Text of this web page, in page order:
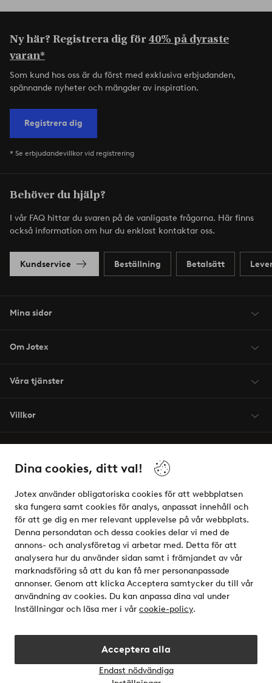
Dina cookies, ditt val!
Jotex använder obligatoriska cookies för att webbplatsen
ska fungera samt cookies för analys, anpassat innehåll och
för att ge dig en mer relevant upplevelse på vår webbplats.
Denna persondatan och dessa cookies delar vi med de
annons- och analysföretag vi arbetar med. Detta för att
analysera hur du använder sidan samt i främjandet av vår
marknadsföring så att du kan få mer personanpassade
annonser. Genom att klicka Acceptera samtycker du till vår
användning av cookies. Du kan anpassa dina val under
Inställningar och läsa mer i vår cookie-policy.
Acceptera alla
Endast nödvändiga
Ny här? Registrera dig för40% på dyraste
varan*
Som kund hos oss är du först med exklusiva erbjudanden,
spännande nyheter och mängder av inspiration.
Registrera dig
* Se erbjudandevillkor vid registrering
Behöver du hjälp?
I vår FAQ hittar du svaren på de vanligaste frågorna. Här finns
också information om hur du enklast kontaktar oss.
Kundservice Beställning Betalsätt
Mina sidor
Om Jotex
Våra tjänster
Villkor
Säkra betalningar - Betala direkt eller dela upp
Vill du veta mer om våra betalalternativ?
elpy